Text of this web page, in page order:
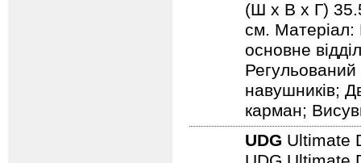
(Ш х В х Г)
см. Матеріал:
основне
Регульований
навушників;
карман;
UDG Ultimate